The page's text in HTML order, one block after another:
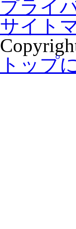
プライ
サイト
トップ